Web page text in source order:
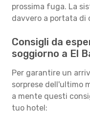
prossima fuga. La
davvero a portata di
Consigli da
soggiorno a El
Per garantire un
sorprese dell'ultimo
a mente questi
tuo hotel: